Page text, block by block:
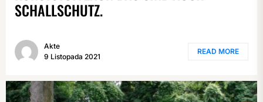
SCHALLSCHUTZ.
Akte
9 Listopada 2021
READ MORE